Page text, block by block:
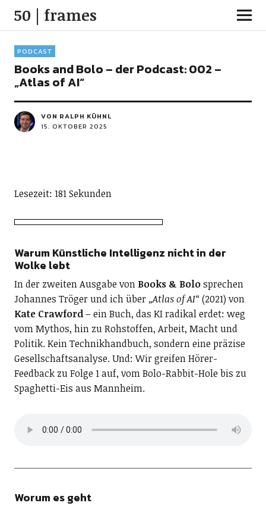
50 | frames
PODCAST
Books and Bolo – der Podcast: 002 –
„Atlas of AI“
VON RALPH KÜHNL
15. OKTOBER 2025
Lesezeit: 181 Sekunden
Warum Künstliche Intelligenz nicht in der
Wolke lebt
In der zweiten Ausgabe von Books & Bolosprechen
Johannes Tröger und ich über „Atlas of AI“(2021) von
Kate Crawford– ein Buch, das KI radikal erdet: weg
vom Mythos, hin zu Rohstoffen, Arbeit, Macht und
Politik. Kein Technikhandbuch, sondern eine präzise
Gesellschaftsanalyse. Und: Wir greifen Hörer-
Feedback zu Folge 1 auf, vom Bolo-Rabbit-Hole bis zu
Spaghetti-Eis aus Mannheim.
Worum es geht